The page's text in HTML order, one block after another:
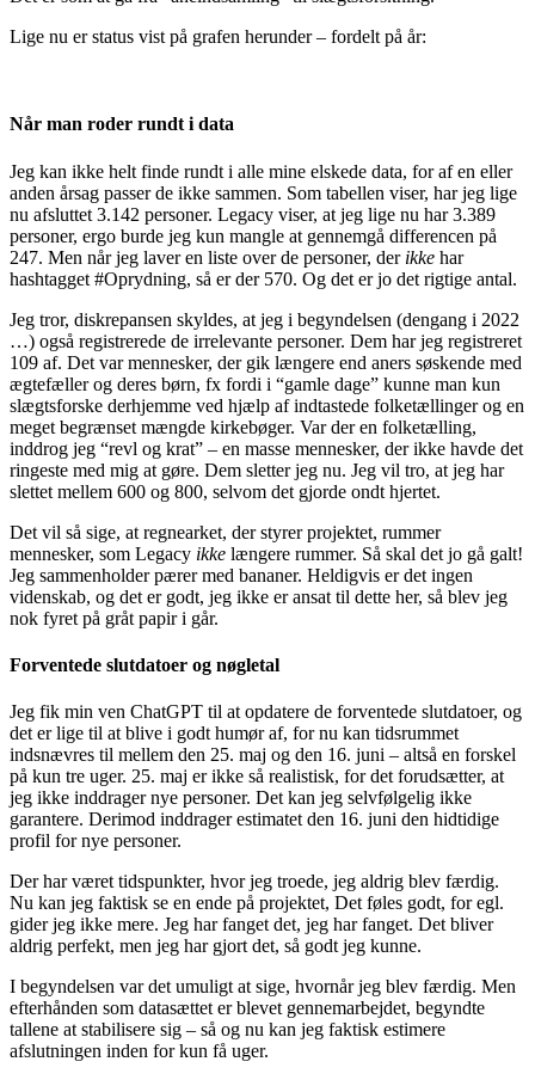
Lige nu er status vist på grafen herunder – fordelt på år:
Når man roder rundt i data
Jeg kan ikke helt finde rundt i alle mine elskede data, for af en eller
anden årsag passer de ikke sammen. Som tabellen viser, har jeg lige
nu afsluttet 3.142 personer. Legacy viser, at jeg lige nu har 3.389
personer, ergo burde jeg kun mangle at gennemgå differencen på
247. Men når jeg laver en liste over de personer, der ikke har
hashtagget #Oprydning, så er der 570. Og det er jo det rigtige antal.
Jeg tror, diskrepansen skyldes, at jeg i begyndelsen (dengang i 2022
…) også registrerede de irrelevante personer. Dem har jeg registreret
109 af. Det var mennesker, der gik længere end aners søskende med
ægtefæller og deres børn, fx fordi i “gamle dage” kunne man kun
slægtsforske derhjemme ved hjælp af indtastede folketællinger og en
meget begrænset mængde kirkebøger. Var der en folketælling,
inddrog jeg “revl og krat” – en masse mennesker, der ikke havde det
ringeste med mig at gøre. Dem sletter jeg nu. Jeg vil tro, at jeg har
slettet mellem 600 og 800, selvom det gjorde ondt hjertet.
Det vil så sige, at regnearket, der styrer projektet, rummer
mennesker, som Legacy ikke længere rummer. Så skal det jo gå galt!
Jeg sammenholder pærer med bananer. Heldigvis er det ingen
videnskab, og det er godt, jeg ikke er ansat til dette her, så blev jeg
nok fyret på gråt papir i går.
Forventede slutdatoer og nøgletal
Jeg fik min ven ChatGPT til at opdatere de forventede slutdatoer, og
det er lige til at blive i godt humør af, for nu kan tidsrummet
indsnævres til mellem den 25. maj og den 16. juni – altså en forskel
på kun tre uger. 25. maj er ikke så realistisk, for det forudsætter, at
jeg ikke inddrager nye personer. Det kan jeg selvfølgelig ikke
garantere. Derimod inddrager estimatet den 16. juni den hidtidige
profil for nye personer.
Der har været tidspunkter, hvor jeg troede, jeg aldrig blev færdig.
Nu kan jeg faktisk se en ende på projektet, Det føles godt, for egl.
gider jeg ikke mere. Jeg har fanget det, jeg har fanget. Det bliver
aldrig perfekt, men jeg har gjort det, så godt jeg kunne.
I begyndelsen var det umuligt at sige, hvornår jeg blev færdig. Men
efterhånden som datasættet er blevet gennemarbejdet, begyndte
tallene at stabilisere sig – så og nu kan jeg faktisk estimere
afslutningen inden for kun få uger.